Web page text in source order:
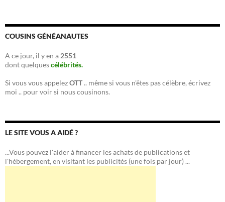
COUSINS GÉNÉANAUTES
A ce jour, il y en a 2551
dont quelquescélébrités.
Si vous vous appelezOTT.. même si vous n'êtes pas célèbre, écrivez
moi .. pour voir si nous cousinons.
LE SITE VOUS A AIDÉ ?
...Vous pouvez l'aider à financer les achats de publications et
l'hébergement, en visitant les publicités (une fois par jour) ...